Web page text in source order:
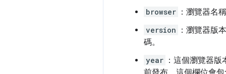
browser ：瀏覽器名
version
：瀏覽器版
碼。
year ：這個瀏覽器